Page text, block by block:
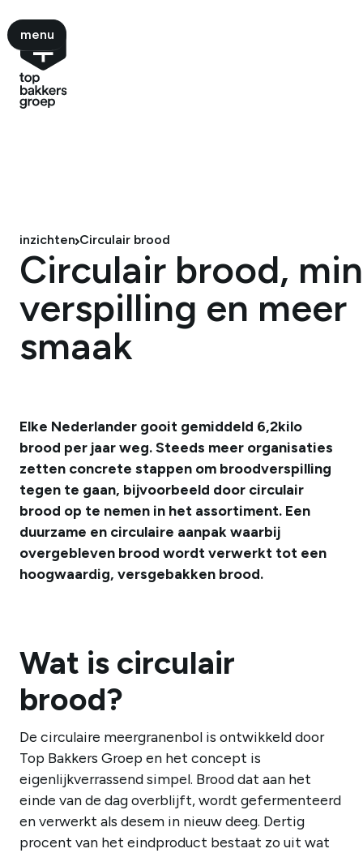
menu
menu
inzichten Circulair brood
Circulair brood,
verspilling en meer
smaak
Elke Nederlander gooit gemiddeld 6,2kilo
brood per jaar weg. Steeds meer organisaties
zetten concrete stappen om broodverspilling
tegen te gaan, bijvoorbeeld door circulair
brood op te nemen in het assortiment. Een
duurzame en circulaire aanpak waarbij
overgebleven brood wordt verwerkt tot een
hoogwaardig, versgebakken brood.
Wat is circulair
brood?
De circulaire meergranenbol is ontwikkeld door
Top Bakkers Groep en het concept is
eigenlijkverrassend simpel. Brood dat aan het
einde van de dag overblijft, wordt gefermenteerd
en verwerkt als desem in nieuw deeg. Dertig
procent van het eindproduct bestaat zo uit wat